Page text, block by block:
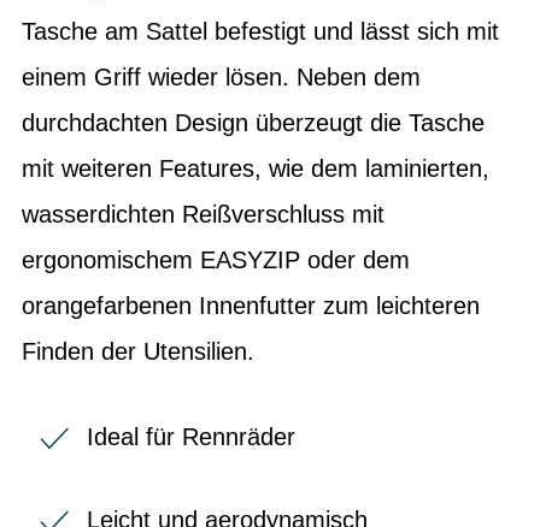
Tasche am Sattel befestigt und lässt sich mit
einem Griff wieder lösen. Neben dem
durchdachten Design überzeugt die Tasche
mit weiteren Features, wie dem laminierten,
wasserdichten Reißverschluss mit
ergonomischem EASYZIP oder dem
orangefarbenen Innenfutter zum leichteren
Finden der Utensilien.
Ideal für Rennräder
Leicht und aerodynamisch